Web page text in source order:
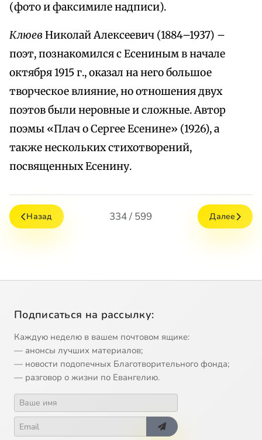
(фото и факсимиле надписи).
Клюев Николай Алексеевич (1884–1937) –
поэт, познакомился с Есениным в начале
октября 1915 г., оказал на него большое
творческое влияние, но отношения двух
поэтов были неровные и сложные. Автор
поэмы «Плач о Сергее Есенине» (1926), а
также нескольких стихотворений,
посвященных Есенину.
Назад 334 / 599 Далее
Подписаться на рассылку:
Каждую неделю в вашем почтовом ящике:
— анонсы лучших материалов;
— новости подопечных Благотворительного фонда;
— разговор о жизни по Евангелию.